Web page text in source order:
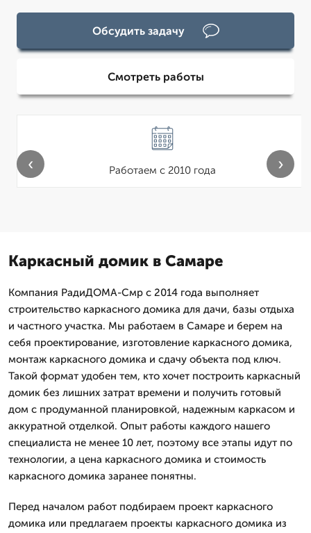
Обсудить задачу
Смотреть работы
Работаем с 2010 года
‹ ›
Каркасный домик в Самаре
Компания РадиДОМА-Смр с 2014 года выполняет
строительство каркасного домика для дачи, базы отдыха
и частного участка. Мы работаем в Самаре и берем на
себя проектирование, изготовление каркасного домика,
монтаж каркасного домика и сдачу объекта под ключ.
Такой формат удобен тем, кто хочет построить каркасный
домик без лишних затрат времени и получить готовый
дом с продуманной планировкой, надежным каркасом и
аккуратной отделкой. Опыт работы каждого нашего
специалиста не менее 10 лет, поэтому все этапы идут по
технологии, а цена каркасного домика и стоимость
каркасного домика заранее понятны.
Перед началом работ подбираем проект каркасного
домика или предлагаем проекты каркасного домика из